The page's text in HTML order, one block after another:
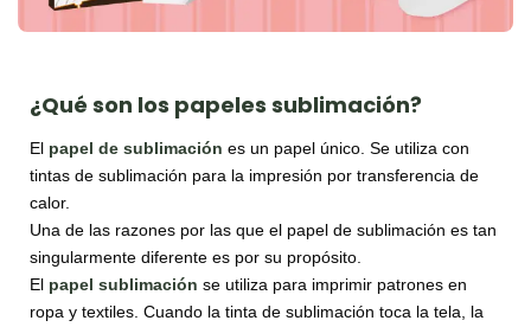
¿Qué son los papeles sublimación?
El papel de sublimación es un papel único. Se utiliza con
tintas de sublimación para la impresión por transferencia de
calor.
Una de las razones por las que el papel de sublimación es tan
singularmente diferente es por su propósito.
El papel sublimación se utiliza para imprimir patrones en
ropa y textiles. Cuando la tinta de sublimación toca la tela, la